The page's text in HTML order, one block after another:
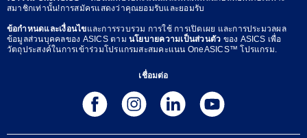
สมาชิกเท่านั้น!การสมัครแสดงว่าคุณยอมรับและยอมรับ
ข้อกำหนดและเงื่อนไขและการรวบรวม การใช้ การเปิดเผย และการประมวลผล
ข้อมูลส่วนบุคคลของ ASICS ตาม นโยบายความเป็นส่วนตัว ของ ASICS เพื่อ
วัตถุประสงค์ในการเข้าร่วมโปรแกรมสะสมคะแนน OneASICS™ โปรแกรม.
เชื่อมต่อ